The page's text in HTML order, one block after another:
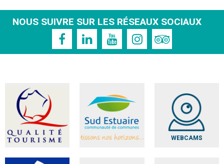
NOUS SUIVRE SUR LES RÉSEAUX SOCIAUX
WEBCAMS